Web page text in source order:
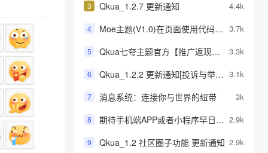
3 Qkua_1.2.7 更新通知 4.4k
4
Moe主题(V1.0)在页面使用代码高
程
3.7k
5
Qkua七夸主题官方【推广返现】
金奖励[测试]
3.3k
6
Qkua_1.2.2 更新通知[投诉与举报 3.1k
7 消息系统：连接你与世界的纽带 3k
8
期待手机端APP或者小程序早日到 2.9k
9 Qkua_1.2 社区圈子功能 更新通知 2.9k